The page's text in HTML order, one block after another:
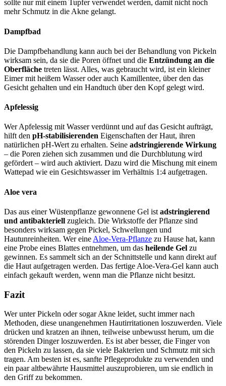
sollte nur mit einem Tupfer verwendet werden, damit nicht noch
mehr Schmutz in die Akne gelangt.
Dampfbad
Die Dampfbehandlung kann auch bei der Behandlung von Pickeln
wirksam sein, da sie die Poren öffnet und die Entzündung an die
Oberfläche treten lässt. Alles, was gebraucht wird, ist ein kleiner
Eimer mit heißem Wasser oder auch Kamillentee, über den das
Gesicht gehalten und ein Handtuch über den Kopf gelegt wird.
Apfelessig
Wer Apfelessig mit Wasser verdünnt und auf das Gesicht aufträgt,
hilft den pH-stabilisierenden Eigenschaften der Haut, ihren
natürlichen pH-Wert zu erhalten. Seine adstringierende Wirkung
– die Poren ziehen sich zusammen und die Durchblutung wird
gefördert – wird auch aktiviert. Dazu wird die Mischung mit einem
Wattepad wie ein Gesichtswasser im Verhältnis 1:4 aufgetragen.
Aloe vera
Das aus einer Wüstenpflanze gewonnene Gel ist adstringierend
und antibakteriell zugleich. Die Wirkstoffe der Pflanze sind
besonders wirksam gegen Pickel, Schwellungen und
Hautunreinheiten. Wer eine Aloe-Vera-Pflanze zu Hause hat, kann
eine Probe eines Blattes entnehmen, um das heilende Gel zu
gewinnen. Es sammelt sich an der Schnittstelle und kann direkt auf
die Haut aufgetragen werden. Das fertige Aloe-Vera-Gel kann auch
einfach gekauft werden, wenn man die Pflanze nicht besitzt.
Fazit
Wer unter Pickeln oder sogar Akne leidet, sucht immer nach
Methoden, diese unangenehmen Hautirritationen loszuwerden. Viele
drücken und kratzen an ihnen, teilweise unbewusst herum, um die
störenden Dinger loszuwerden. Es ist aber besser, die Finger von
den Pickeln zu lassen, da sie viele Bakterien und Schmutz mit sich
tragen. Am besten ist es, sanfte Pflegeprodukte zu verwenden und
ein paar altbewährte Hausmittel auszuprobieren, um sie endlich in
den Griff zu bekommen.